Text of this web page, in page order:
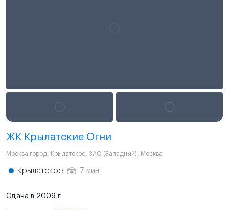
ЖК Крылатские Огни
Москва город, Крылатское, ЗАО (Западный), Москва
Крылатское 7 мин.
Сдача в 2009 г.